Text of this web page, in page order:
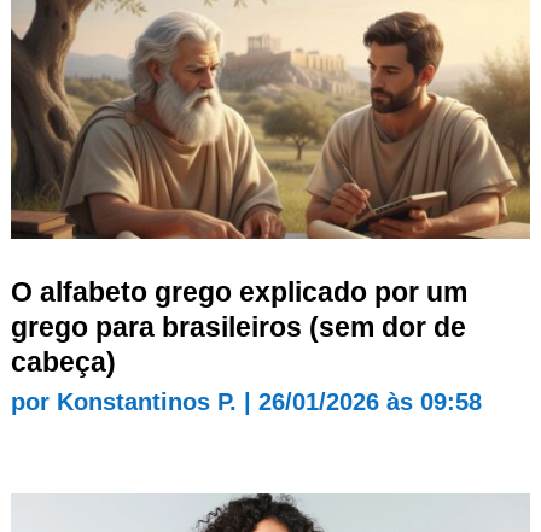
O alfabeto grego explicado por um
grego para brasileiros (sem dor de
cabeça)
por Konstantinos P. 26/01/2026 às 09:58